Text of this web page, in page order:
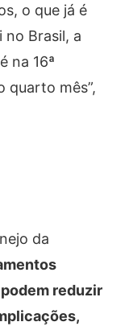
o que já é
no Brasil, a
na 16ª
quarto mês”,
da
reduzir